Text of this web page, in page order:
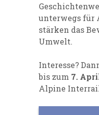
unterwegs für
stärken das
Umwelt.
Interesse?
bis zum 7.
Alpine